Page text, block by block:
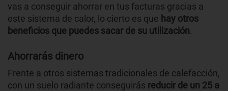
vas a conseguir ahorrar en tus facturas gracias a
este sistema de calor, lo cierto es que hay otros
beneficios que puedes sacar de su utilización.
Ahorrarás dinero
Frente a otros sistemas tradicionales de calefacción,
con un suelo radiante conseguirás reducir de un 25 a